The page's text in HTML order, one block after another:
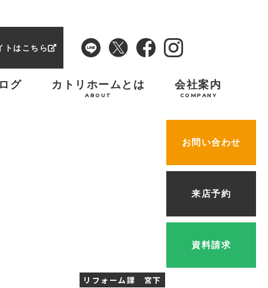
トはこちら
グ カトリホームとは
ABOUT
会社案内
COMPANY
お問い合わせ
来店予約
資料請求
リフォーム課 宮下